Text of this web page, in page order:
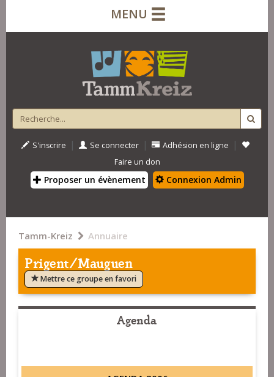
MENU
S'inscrire | Se connecter | Adhésion en ligne |
Faire un don
Proposer un évènement Connexion Admin
Tamm-Kreiz Annuaire
Prigent/Mauguen
Mettre ce groupe en favori
Agenda